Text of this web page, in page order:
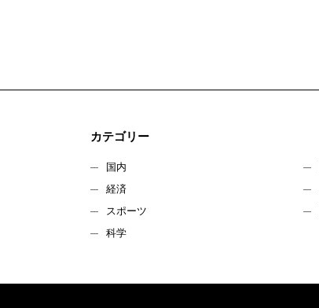
カテゴリー
国内
経済
スポーツ
科学